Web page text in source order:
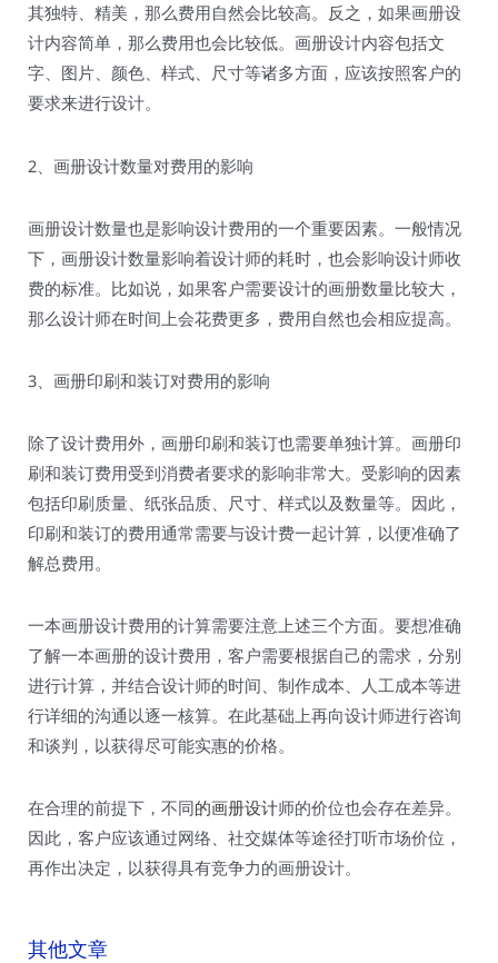
其独特、精美，那么费用自然会比较高。反之，如果画册设
计内容简单，那么费用也会比较低。画册设计内容包括文
字、图片、颜色、样式、尺寸等诸多方面，应该按照客户的
要求来进行设计。
2、画册设计数量对费用的影响
画册设计数量也是影响设计费用的一个重要因素。一般情况
下，画册设计数量影响着设计师的耗时，也会影响设计师收
费的标准。比如说，如果客户需要设计的画册数量比较大，
那么设计师在时间上会花费更多，费用自然也会相应提高。
3、画册印刷和装订对费用的影响
除了设计费用外，画册印刷和装订也需要单独计算。画册印
刷和装订费用受到消费者要求的影响非常大。受影响的因素
包括印刷质量、纸张品质、尺寸、样式以及数量等。因此，
印刷和装订的费用通常需要与设计费一起计算，以便准确了
解总费用。
一本画册设计费用的计算需要注意上述三个方面。要想准确
了解一本画册的设计费用，客户需要根据自己的需求，分别
进行计算，并结合设计师的时间、制作成本、人工成本等进
行详细的沟通以逐一核算。在此基础上再向设计师进行咨询
和谈判，以获得尽可能实惠的价格。
在合理的前提下，不同的画册设计师的价位也会存在差异。
因此，客户应该通过网络、社交媒体等途径打听市场价位，
再作出决定，以获得具有竞争力的画册设计。
其他文章